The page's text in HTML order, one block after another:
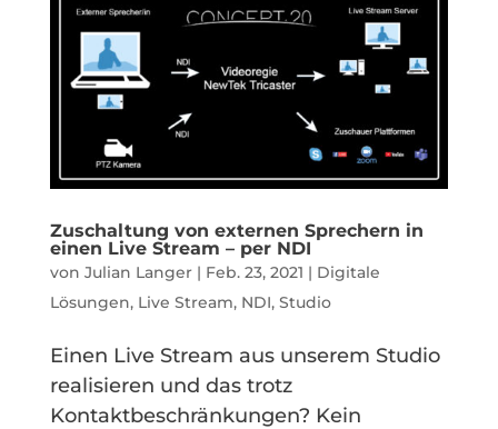
Zuschaltung von externen Sprechern in
einen Live Stream – per NDI
von Julian Langer| Feb. 23, 2021 | Digitale
Lösungen, Live Stream, NDI, Studio
Einen Live Stream aus unserem Studio
realisieren und das trotz
Kontaktbeschränkungen? Kein